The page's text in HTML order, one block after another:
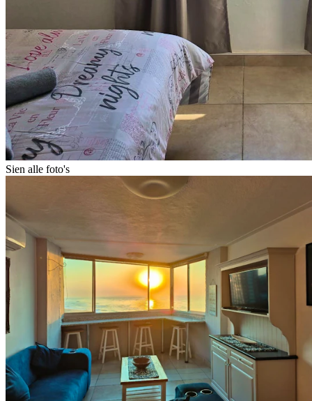
Sien alle foto's